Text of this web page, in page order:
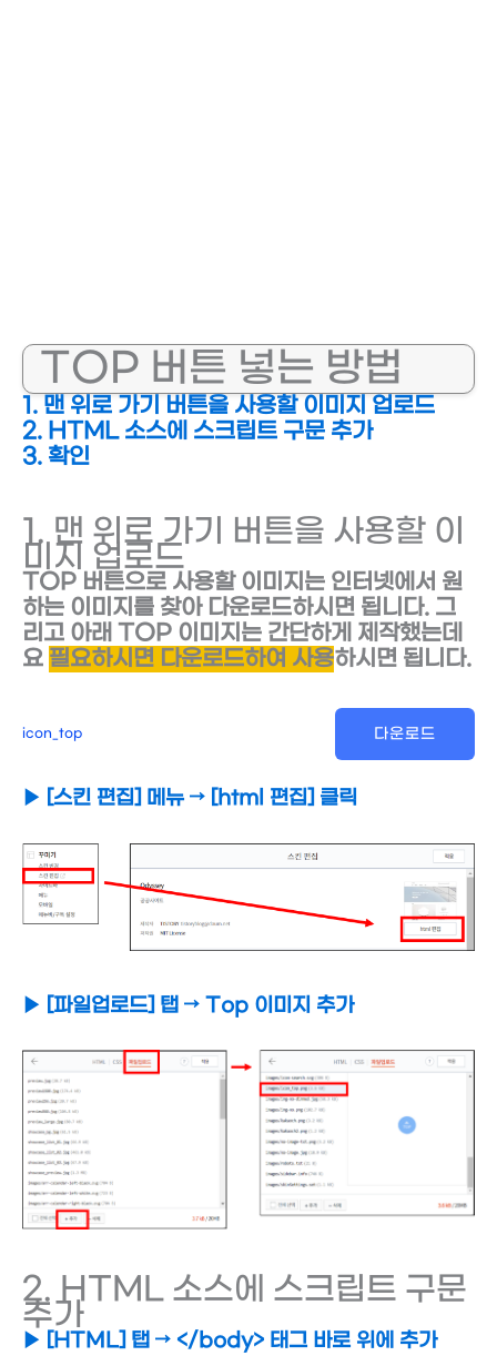
TOP 버튼 넣는 방법
1. 맨 위로 가기 버튼을 사용할 이미지 업로드
2. HTML 소스에 스크립트 구문 추가
3. 확인
1. 맨 위로 가기 버튼을 사용할 이
미지 업로드
TOP 버튼으로 사용할 이미지는 인터넷에서 원
하는 이미지를 찾아 다운로드하시면 됩니다. 그
리고 아래 TOP 이미지는 간단하게 제작했는데
요 필요하시면 다운로드하여 사용하시면 됩니다.
icon_top 다운로드
▶ [스킨 편집] 메뉴 → [html 편집] 클릭
▶ [파일업로드] 탭 → Top 이미지 추가
2. HTML 소스에 스크립트 구문
추가
▶ [HTML] 탭 → </body> 태그 바로 위에 추가